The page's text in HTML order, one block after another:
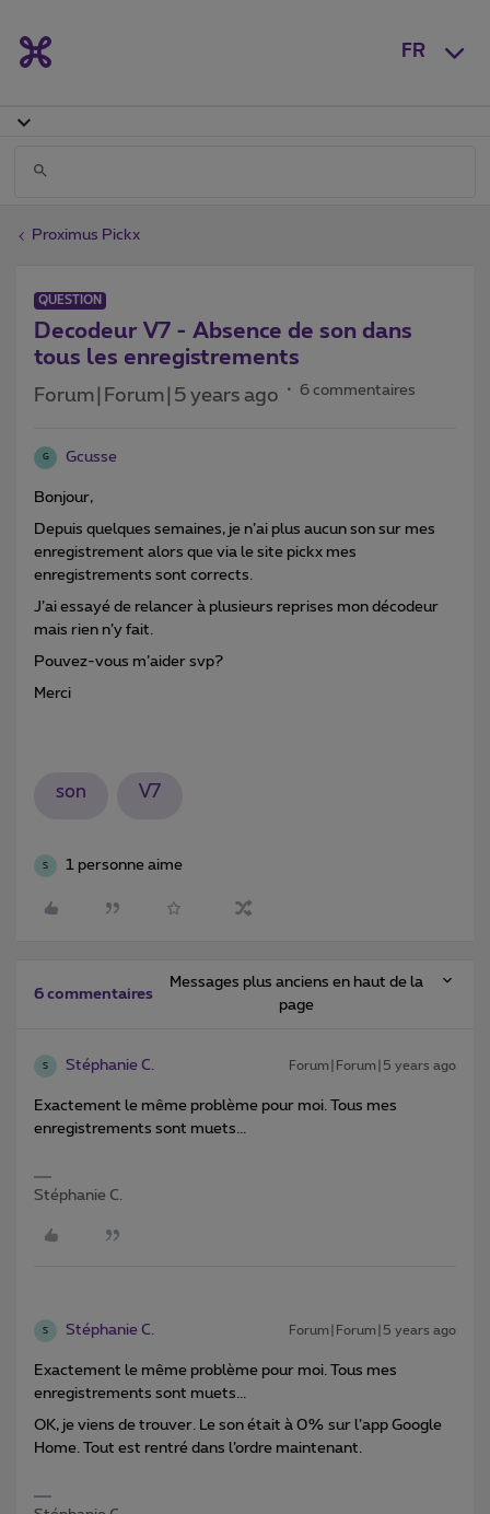
FR
Proximus Pickx
QUESTION
Decodeur V7 - Absence de son dans
tous les enregistrements
Forum|Forum|5 years ago 6 commentaires
G Gcusse
Bonjour,
Depuis quelques semaines, je n’ai plus aucun son sur mes
enregistrement alors que via le site pickx mes
enregistrements sont corrects.
J’ai essayé de relancer à plusieurs reprises mon décodeur
mais rien n’y fait.
Pouvez-vous m’aider svp?
Merci
son V7
S 1 personne aime
6 commentaires
Messages plus anciens en haut de la
page
S Stéphanie C. Forum|Forum|5 years ago
Exactement le même problème pour moi. Tous mes
enregistrements sont muets...
Stéphanie C.
S Stéphanie C. Forum|Forum|5 years ago
Exactement le même problème pour moi. Tous mes
enregistrements sont muets...
OK, je viens de trouver. Le son était à 0% sur l’app Google
Home. Tout est rentré dans l’ordre maintenant.